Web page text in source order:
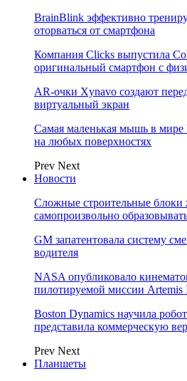
BrainBlink эффективно
оторваться от смартфона
Компания Clicks выпустила
оригинальный смартфон с
AR-очки Xynavo создают
виртуальный экран
Самая маленькая мышь в мире
на любых поверхностях
Prev Next
Новости
Сложные строительные блоки
самопроизвольно
GM запатентовала систему
водителя
NASA опубликовало
пилотируемой миссии Artemis
Boston Dynamics научила
представила коммерческую
Prev Next
Планшеты